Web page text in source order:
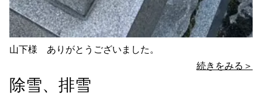
山下様 ありがとうございました。
続きをみる＞
除雪、排雪